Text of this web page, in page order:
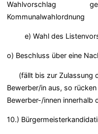
Wahlvorschlag gem.
Kommunalwahlordnung
e) Wahl des
o) Beschluss über eine
(fällt bis zur Zulassung
Bewerber/in aus, so
Bewerber-/innen innerhalb
10.)